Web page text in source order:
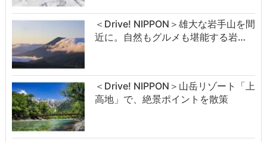
＜Drive! NIPPON＞雄大な岩手山を間
近に。自然もグルメも堪能する岩…
＜Drive! NIPPON＞山岳リゾート「上
高地」で、絶景ポイントを散策